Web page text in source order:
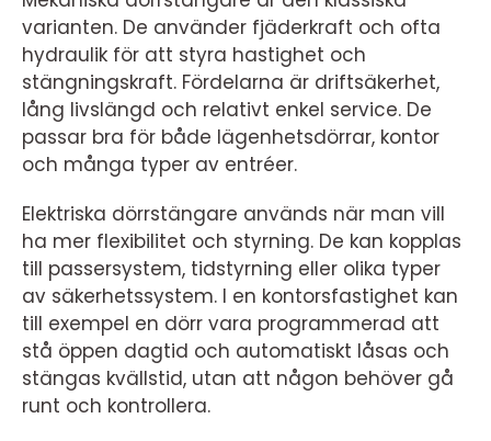
varianten. De använder fjäderkraft och ofta
hydraulik för att styra hastighet och
stängningskraft. Fördelarna är driftsäkerhet,
lång livslängd och relativt enkel service. De
passar bra för både lägenhetsdörrar, kontor
och många typer av entréer.
Elektriska dörrstängare används när man vill
ha mer flexibilitet och styrning. De kan kopplas
till passersystem, tidstyrning eller olika typer
av säkerhetssystem. I en kontorsfastighet kan
till exempel en dörr vara programmerad att
stå öppen dagtid och automatiskt låsas och
stängas kvällstid, utan att någon behöver gå
runt och kontrollera.